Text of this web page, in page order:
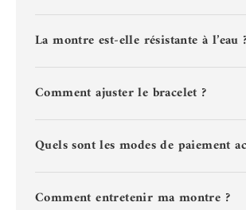
La montre est-elle résistante à l’eau
Comment ajuster le bracelet ?
Quels sont les modes de paiement
Comment entretenir ma montre ?